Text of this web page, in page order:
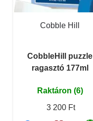
Cobble Hill
CobbleHill puzzle
ragasztó 177ml
Raktáron (6)
3 200 Ft